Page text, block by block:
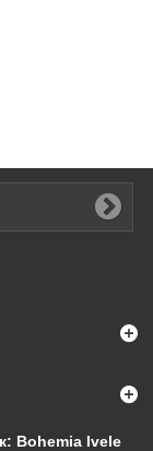
Bohemia Ivele